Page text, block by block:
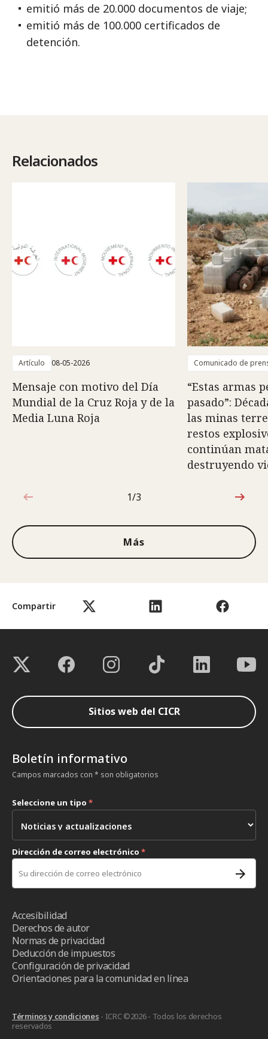
Compartir
emitió más de 20.000 documentos de viaje;
emitió más de 100.000 certificados de
detención.
Relacionados
Artículo 08-05-2026
Mensaje con motivo del Día
Mundial de la Cruz Roja y de la
Media Luna Roja
Comunicado de
“Estas armas
pasado”:
las minas
restos
continúan
destruyendo
1de3
1/3
Más
Sitios web del CICR
Boletín informativo
Campos marcados con * son obligatorios
Seleccione un tipo *
Dirección de correo electrónico *
Accesibilidad
Derechos de autor
Normas de privacidad
Deducción de impuestos
Configuración de privacidad
Orientaciones para la comunidad en línea
Términos y condiciones - ICRC ©2026 - Todos los derechos
reservados